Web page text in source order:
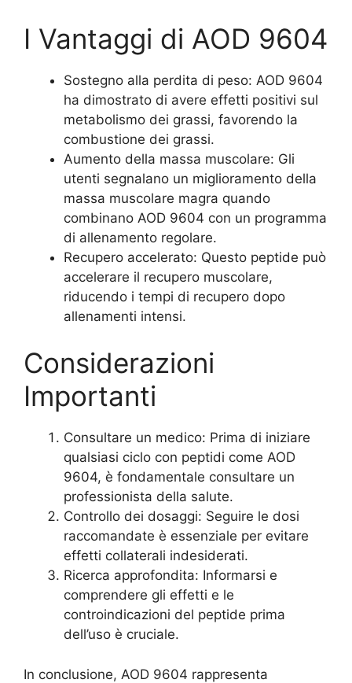
I Vantaggi di AOD 9604
Sostegno alla perdita di peso: AOD 9604
ha dimostrato di avere effetti positivi sul
metabolismo dei grassi, favorendo la
combustione dei grassi.
Aumento della massa muscolare: Gli
utenti segnalano un miglioramento della
massa muscolare magra quando
combinano AOD 9604 con un programma
di allenamento regolare.
Recupero accelerato: Questo peptide può
accelerare il recupero muscolare,
riducendo i tempi di recupero dopo
allenamenti intensi.
Considerazioni
Importanti
Consultare un medico: Prima di iniziare
qualsiasi ciclo con peptidi come AOD
9604, è fondamentale consultare un
professionista della salute.
Controllo dei dosaggi: Seguire le dosi
raccomandate è essenziale per evitare
effetti collaterali indesiderati.
Ricerca approfondita: Informarsi e
comprendere gli effetti e le
controindicazioni del peptide prima
dell’uso è cruciale.
In conclusione, AOD 9604 rappresenta